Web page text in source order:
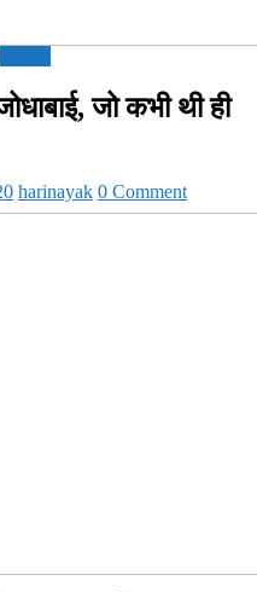
जो कभी थी ही
harinayak 0 Comment